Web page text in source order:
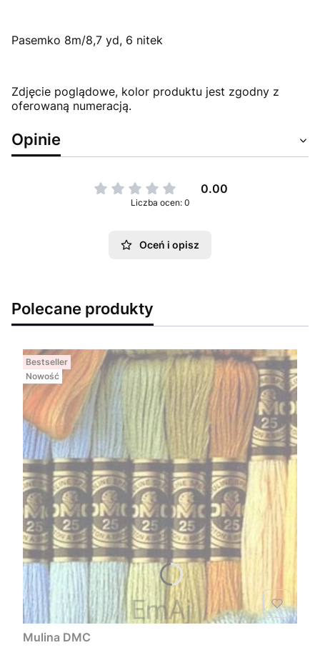
Pasemko 8m/8,7 yd, 6 nitek
Zdjęcie poglądowe, kolor produktu jest zgodny z
oferowaną numeracją.
Opinie
0.00
Liczba ocen: 0
Oceń i opisz
Polecane produkty
Bestseller
Nowość
Mulina DMC